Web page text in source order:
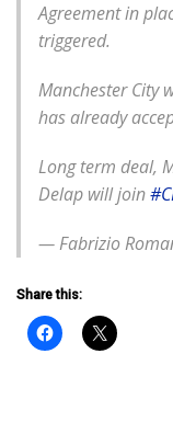
Agreement in
triggered.
Manchester City
has already
Long term deal,
Delap will join
— Fabrizio
Share this: